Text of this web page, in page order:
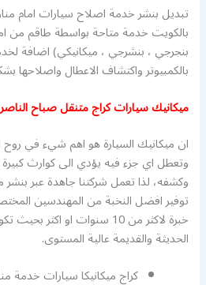
تبديل بنشر خدمة اصلاح سيارات امام
بالكويت خدمة متاحة بواسطة طاقم من
بنجرجي ، بنشرجي ، ميكانيكي) اضافة
بالكمبيوتر واكتشاف الاعطال واصلاحها
ميكانيك سيارات كراج متنقل صباح الناصر
ان ميكانيك السيارة هو اهم شيء في روح
وتعطل اي جزء فيه يؤدي الى كوارث
وكشفه، لذا تعمل شركتنا جاهدة عبر
توفير افضل النخبة من المهندسين
خبرة لاكثر من 10 سنوات او
الحديثة والقديمة عالية المستوى.
كراج ميكانيكا سيارات خدمة